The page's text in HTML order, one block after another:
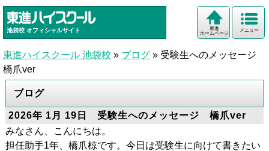
池袋校 オフィシャルサイト メニュー
東進
ホームページ
東進ハイスクール 池袋校 » ブログ » 受験生へのメッセージ
橋爪ver
ブログ
2026年 1月 19日 受験生へのメッセージ 橋爪ver
みなさん、こんにちは。
担任助手1年、橋爪椋です。今日は受験生に向けて書きたい